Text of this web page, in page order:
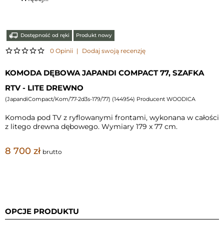
Dostępność od ręki Produkt nowy
0 Opinii | Dodaj swoją recenzję
KOMODA DĘBOWA JAPANDI COMPACT 77, SZAFKA
RTV - LITE DREWNO
(JapandiCompact/Kom/77-2d3s-179/77) (144954) Producent WOODICA
Komoda pod TV z ryflowanymi frontami, wykonana w całości
z litego drewna dębowego. Wymiary 179 x 77 cm.
8 700 zł brutto
OPCJE PRODUKTU